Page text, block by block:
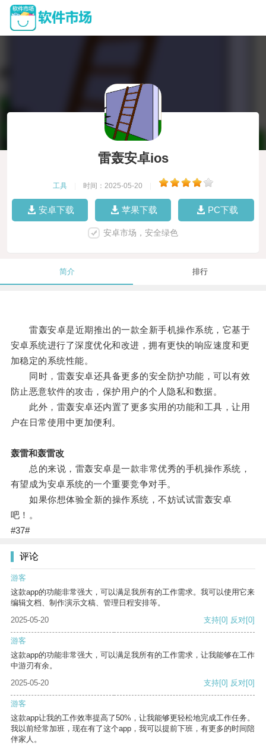
雷轰安卓ios
工具 时间：2025-05-20
安卓下载 苹果下载 PC下载
安卓市场，安全绿色
简介 排行
雷轰安卓是近期推出的一款全新手机操作系统，它基于
安卓系统进行了深度优化和改进，拥有更快的响应速度和更
加稳定的系统性能。
同时，雷轰安卓还具备更多的安全防护功能，可以有效
防止恶意软件的攻击，保护用户的个人隐私和数据。
此外，雷轰安卓还内置了更多实用的功能和工具，让用
户在日常使用中更加便利。
轰雷和轰雷改
总的来说，雷轰安卓是一款非常优秀的手机操作系统，
有望成为安卓系统的一个重要竞争对手。
如果你想体验全新的操作系统，不妨试试雷轰安卓
吧！。
#37#
评论
游客
这款app的功能非常强大，可以满足我所有的工作需求。我可以使用它来
编辑文档、制作演示文稿、管理日程安排等。
2025-05-20
支持[0] 反对[0]
游客
这款app的功能非常强大，可以满足我所有的工作需求，让我能够在工作
中游刃有余。
2025-05-20
支持[0] 反对[0]
游客
这款app让我的工作效率提高了50%，让我能够更轻松地完成工作任务。
我以前经常加班，现在有了这个app，我可以提前下班，有更多的时间陪
伴家人。